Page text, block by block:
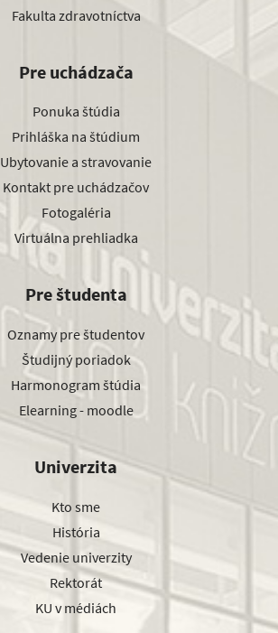
Fakulta zdravotníctva
Pre uchádzača
Ponuka štúdia
Prihláška na štúdium
Ubytovanie a stravovanie
Kontakt pre uchádzačov
Fotogaléria
Virtuálna prehliadka
Pre študenta
Oznamy pre študentov
Študijný poriadok
Harmonogram štúdia
Elearning - moodle
Univerzita
Kto sme
História
Vedenie univerzity
Rektorát
KU v médiách